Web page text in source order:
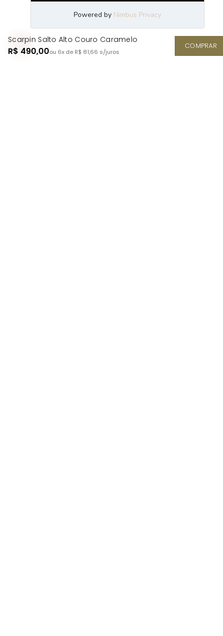
Scarpin Salto Alto Couro Caramelo
R$ 490,00ou 6x de R$ 81,66 s/juros
COMPRAR